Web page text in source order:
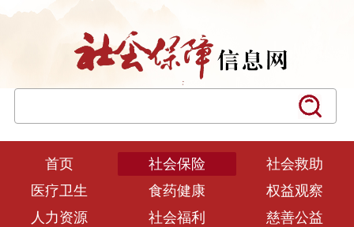
首页 社会保险
社会救助
医疗卫生
食药健康
权益观察
人力资源
社会福利
慈善公益